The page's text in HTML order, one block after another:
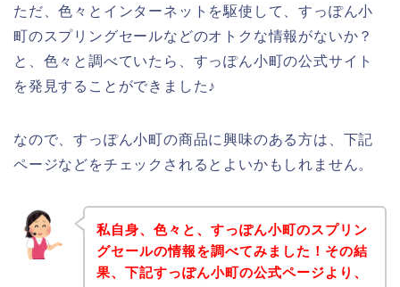
ただ、色々とインターネットを駆使して、すっぽん小
町のスプリングセールなどのオトクな情報がないか？
と、色々と調べていたら、すっぽん小町の公式サイト
を発見することができました♪
なので、すっぽん小町の商品に興味のある方は、下記
ページなどをチェックされるとよいかもしれません。
私自身、色々と、すっぽん小町のスプリン
グセールの情報を調べてみました！その結
果、下記すっぽん小町の公式ページより、